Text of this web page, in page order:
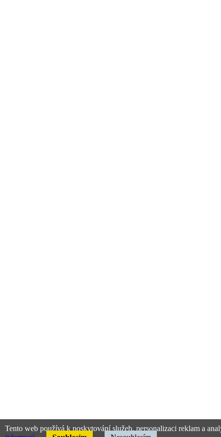
Tento web používá k poskytování služeb, personalizaci reklam a